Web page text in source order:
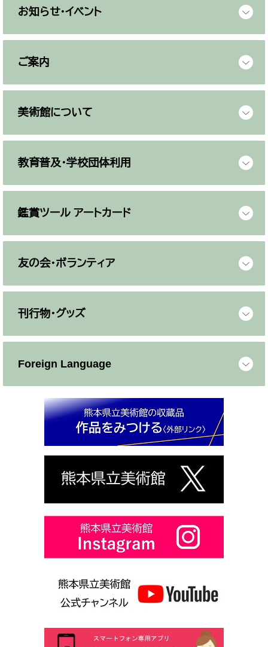
お知らせ・イベント
ご案内
美術館について
教育普及・学校団体利用
鑑賞ツール アートカード
友の会・ボランティア
刊行物・グッズ
Foreign Language